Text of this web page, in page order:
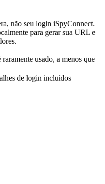
não seu login iSpyConnect.
para gerar sua URL e
raramente usado, a menos que
de login incluídos